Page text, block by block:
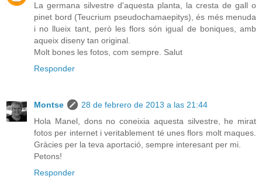
La germana silvestre d'aquesta planta, la cresta de gall o
pinet bord (Teucrium pseudochamaepitys), és més menuda
i no llueix tant, però les flors són igual de boniques, amb
aqueix diseny tan original.
Molt bones les fotos, com sempre. Salut
Responder
Montse
28 de febrero de 2013 a las 21:44
Hola Manel, dons no coneixia aquesta silvestre, he mirat
fotos per internet i veritablement té unes flors molt maques.
Gràcies per la teva aportació, sempre interesant per mi.
Petons!
Responder